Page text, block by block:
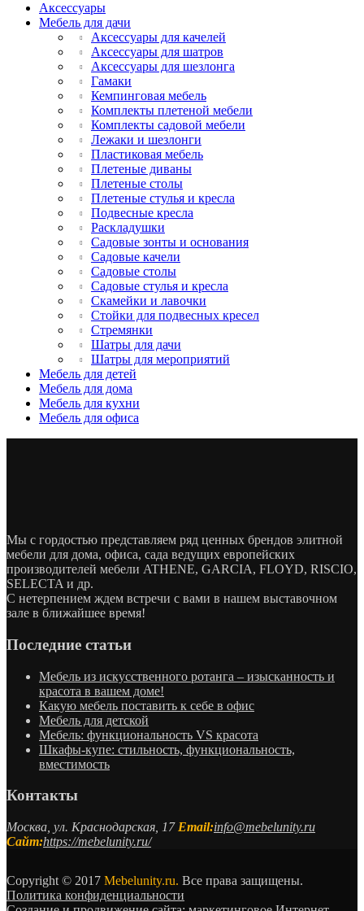
Аксессуары
Мебель для дачи
Аксессуары для качелей
Аксессуары для шатров
Аксессуары для шезлонга
Гамаки
Кемпинговая мебель
Комплекты плетеной мебели
Комплекты садовой мебели
Лежаки и шезлонги
Пластиковая мебель
Плетеные диваны
Плетеные столы
Плетеные стулья и кресла
Подвесные кресла
Раскладушки
Садовые зонты и основания
Садовые качели
Садовые столы
Садовые стулья и кресла
Скамейки и лавочки
Стойки для подвесных кресел
Стремянки
Шатры для дачи
Шатры для мероприятий
Мебель для детей
Мебель для дома
Мебель для кухни
Мебель для офиса
Мы с гордостью представляем ряд ценных брендов элитной
мебели для дома, офиса, сада ведущих европейских
производителей мебели ATHENE, GARCIA, FLOYD, RISCIO,
SELECTA и др.
С нетерпением ждем встречи с вами в нашем выставочном
зале в ближайшее время!
Последние статьи
Мебель из искусственного ротанга – изысканность и
красота в вашем доме!
Какую мебель поставить к себе в офис
Мебель для детской
Мебель: функциональность VS красота
Шкафы-купе: стильность, функциональность,
вместимость
Контакты
Москва, ул. Краснодарская, 17 Email:info@mebelunity.ru
Сайт:https://mebelunity.ru/
Copyright © 2017 Mebelunity.ru. Все права защищены.
Политика конфиденциальности